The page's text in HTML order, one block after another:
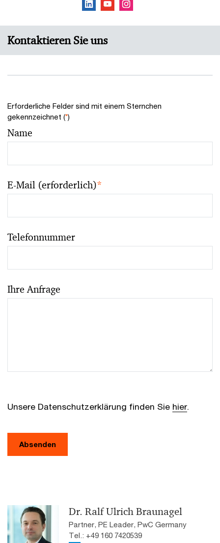
Kontaktieren Sie uns
Erforderliche Felder sind mit einem Sternchen
gekennzeichnet (*)
Name
E-Mail (erforderlich)*
Telefonnummer
Ihre Anfrage
Unsere Datenschutzerklärung finden Sie hier.
Absenden
Dr. Ralf Ulrich Braunagel
Partner, PE Leader, PwC Germany
Tel.: +49 160 7420539